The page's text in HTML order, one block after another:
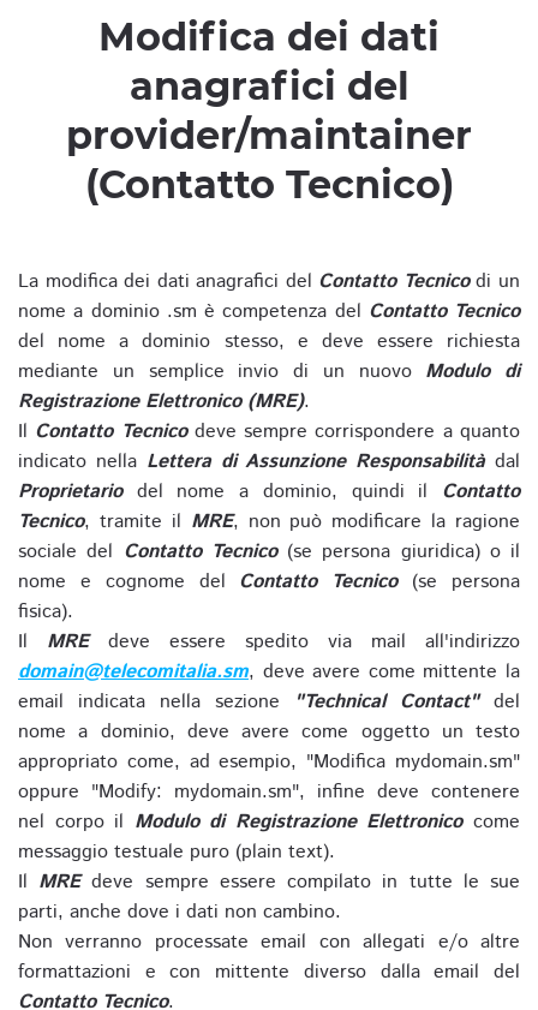
Modifica dei dati
anagrafici del
provider/maintainer
(Contatto Tecnico)
La modifica dei dati anagrafici del Contatto Tecnicodi un
nome a dominio .sm è competenza del Contatto Tecnico
del nome a dominio stesso, e deve essere richiesta
mediante un semplice invio di un nuovo Modulo di
Registrazione Elettronico (MRE).
Il Contatto Tecnicodeve sempre corrispondere a quanto
indicato nella Lettera di Assunzione Responsabilitàdal
Proprietariodel nome a dominio, quindi il Contatto
Tecnico, tramite il MRE, non può modificare la ragione
sociale del Contatto Tecnico(se persona giuridica) o il
nome e cognome del Contatto Tecnico(se persona
fisica).
Il MREdeve essere spedito via mail all'indirizzo
domain@telecomitalia.sm, deve avere come mittente la
email indicata nella sezione
"Technical Contact"del
nome a dominio, deve avere come oggetto un testo
appropriato come, ad esempio, "Modifica mydomain.sm"
oppure "Modify: mydomain.sm", infine deve contenere
nel corpo il Modulo di Registrazione Elettronicocome
messaggio testuale puro (plain text).
Il MREdeve sempre essere compilato in tutte le sue
parti, anche dove i dati non cambino.
Non verranno processate email con allegati e/o altre
formattazioni e con mittente diverso dalla email del
Contatto Tecnico.